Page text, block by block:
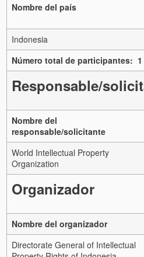
Nombre del país
Indonesia
Número total de participantes: 1
Responsable/
Nombre del
responsable/solicitante
World Intellectual Property
Organization
Organizador
Nombre del organizador
Directorate General of Intellectual